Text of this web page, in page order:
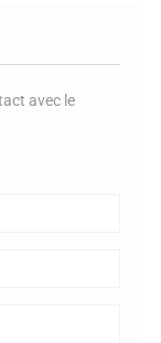
avec le